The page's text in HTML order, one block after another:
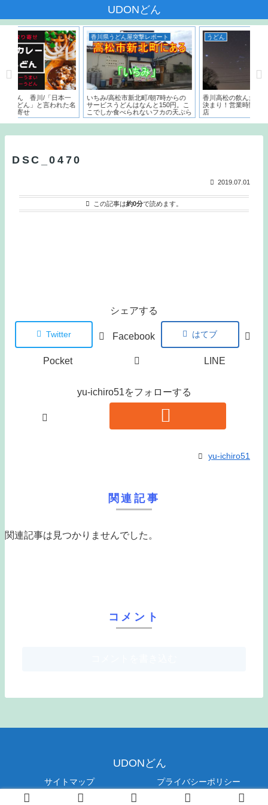
UDONどん
日本一
われた名
香川県うどん屋突撃レポート
いちみ/高松市新北町/朝7時からの
サービスうどんはなんと150円。こ
こでしか食べられないフカの天ぷら
とは？？
うどん
香川高松の飲んだ後の〆はうどんで
決まり！営業時間が遅いうどん屋５
店
DSC_0470
2019.07.01
この記事は約0分で読めます。
シェアする
Twitter Facebook はてブ
Pocket LINE
yu-ichiro51をフォローする
yu-ichiro51
関連記事
関連記事は見つかりませんでした。
コメント
UDONどん
サイトマップ プライバシーポリシー
© 2019 UDONどん.